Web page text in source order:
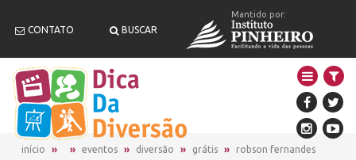
CONTATO BUSCAR
Mantido por:
início eventos diversão grátis robson fernandes